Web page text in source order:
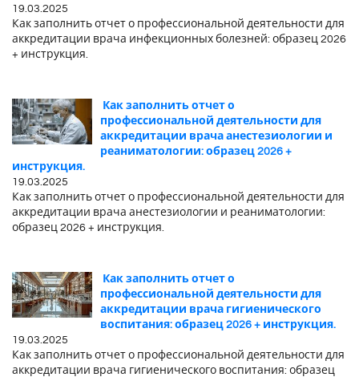
19.03.2025
Как заполнить отчет о профессиональной деятельности для
аккредитации врача инфекционных болезней: образец 2026
+ инструкция.
Как заполнить отчет о
профессиональной деятельности для
аккредитации врача анестезиологии и
реаниматологии: образец 2026 +
инструкция.
19.03.2025
Как заполнить отчет о профессиональной деятельности для
аккредитации врача анестезиологии и реаниматологии:
образец 2026 + инструкция.
Как заполнить отчет о
профессиональной деятельности для
аккредитации врача гигиенического
воспитания: образец 2026 + инструкция.
19.03.2025
Как заполнить отчет о профессиональной деятельности для
аккредитации врача гигиенического воспитания: образец